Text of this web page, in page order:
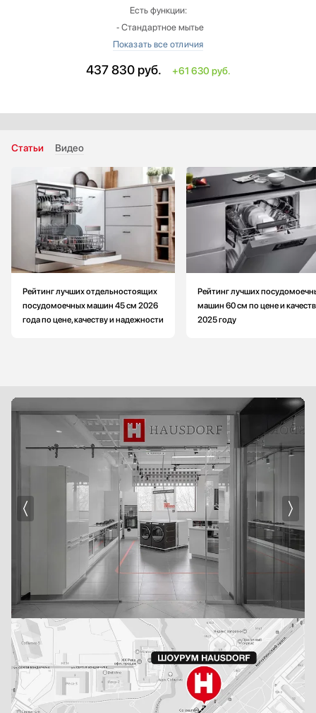
Есть функции:
‐ Стандартное мытье
‐ Без верхней корзины
‐ Корзина для столовых приборов
Тип сушки: конденсационная
Глубина: больше на 2 см
Уровень шума: больше на 1 дБ
437 830 руб. +61 630 руб.
Статьи Видео
Рейтинг лучших отдельностоящих
посудомоечных машин 45 см 2026
года по цене, качеству и надежности
Рейтинг лучших
машин 60 см по цене и
2025 году